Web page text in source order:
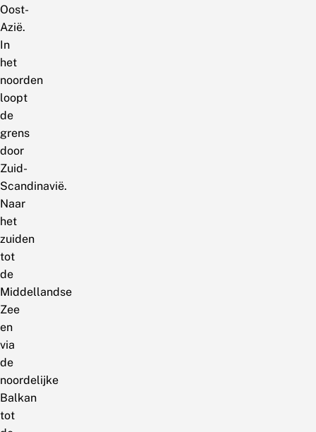
Oost-
Azië.
In
het
noorden
loopt
de
grens
door
Zuid-
Scandinavië.
Naar
het
zuiden
tot
de
Middellandse
Zee
en
via
de
noordelijke
Balkan
tot